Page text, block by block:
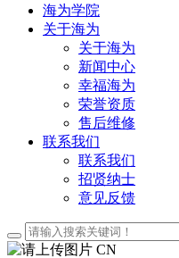
海为学院
关于海为
关于海为
新闻中心
幸福海为
荣誉资质
售后维修
联系我们
联系我们
招贤纳士
意见反馈
CN